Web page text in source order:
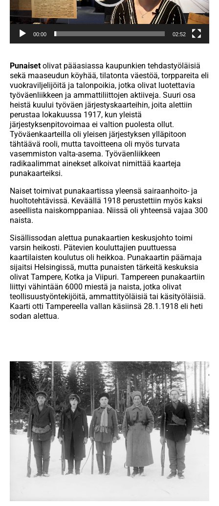
00:00 02:52
Punaiset olivat pääasiassa kaupunkien tehdastyöläisiä
sekä maaseudun köyhää, tilatonta väestöä, torppareita eli
vuokraviljelijöitä ja talonpoikia, jotka olivat luotettavia
työväenliikkeen ja ammattiliittojen aktiiveja. Suuri osa
heistä kuului työväen järjestyskaarteihin, joita alettiin
perustaa lokakuussa 1917, kun yleistä
järjestyksenpitovoimaa ei valtion puolesta ollut.
Työväenkaarteilla oli yleisen järjestyksen ylläpitoon
tähtäävä rooli, mutta tavoitteena oli myös turvata
vasemmiston valta-asema. Työväenliikkeen
radikaalimmat ainekset alkoivat nimittää kaarteja
punakaarteiksi.
Naiset toimivat punakaartissa yleensä sairaanhoito- ja
huoltotehtävissä. Keväällä 1918 perustettiin myös kaksi
aseellista naiskomppaniaa. Niissä oli yhteensä vajaa 300
naista.
Sisällissodan alettua punakaartien keskusjohto toimi
varsin heikosti. Pätevien kouluttajien puuttuessa
kaartilaisten koulutus oli heikkoa. Punakaartin päämaja
sijaitsi Helsingissä, mutta punaisten tärkeitä keskuksia
olivat Tampere, Kotka ja Viipuri. Tampereen punakaartiin
liittyi vähintään 6000 miestä ja naista, jotka olivat
teollisuustyöntekijöitä, ammattityöläisiä tai käsityöläisiä.
Kaarti otti Tampereella vallan käsiinsä 28.1.1918 eli heti
sodan alettua.